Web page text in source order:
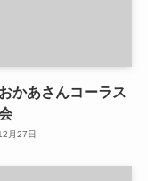
かあさんコーラス
月27日